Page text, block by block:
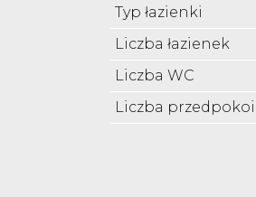
Typ łazienki
Liczba łazienek
Liczba WC
Liczba przedpokoi